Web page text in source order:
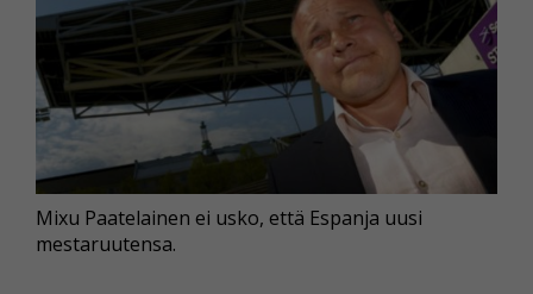
Mixu Paatelainen ei usko, että Espanja uusi
mestaruutensa.